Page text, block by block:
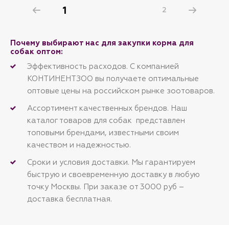
• Бережная низкотемпературная
сахара, злаков, сои, красителей,
• Удобная застёжка zip-lock помогает
сохранить свежесть и мягкость
MOLINA Утиная грудка — это вкусное
станет любимым угощением вашего
1 2
Почему выбирают нас для закупки корма для
собак оптом:
Эффективность расходов. С компанией
КОНТИНЕНТЗОО вы получаете оптимальные
оптовые цены на российском рынке зоотоваров.
Ассортимент качественных брендов. Наш
каталог товаров для собак представлен
топовыми брендами, известными своим
качеством и надежностью.
Сроки и условия доставки. Мы гарантируем
быструю и своевременную доставку в любую
точку Москвы. При заказе от 3000 руб –
доставка бесплатная.